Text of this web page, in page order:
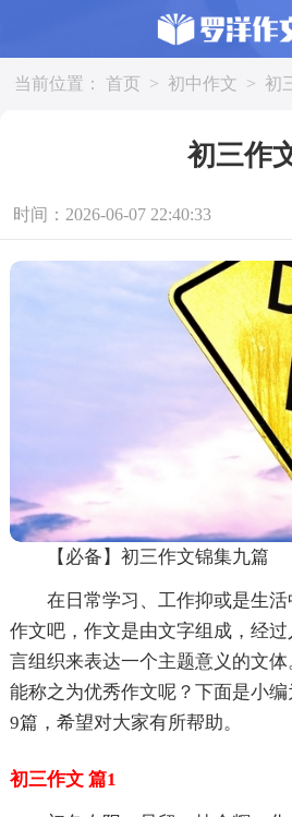
当前位置： 首页 > 初中作文 > 初
初三作
时间：2026-06-07 22:40:33
【必备】初三作文锦集九篇
在日常学习、工作抑或是生
作文吧，作文是由文字组成，经
言组织来表达一个主题意义的文
能称之为优秀作文呢？下面是小
9篇，希望对大家有所帮助。
初三作文 篇1